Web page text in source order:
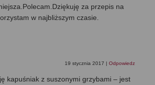
za przepis na
w najbliższym czasie.
19 stycznia 2017 | Odpowiedz
kapuśniak z suszonymi grzybami – jest